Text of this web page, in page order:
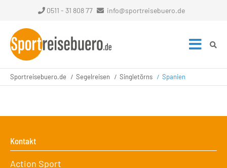
0511 - 31 808 77 info@sportreisebuero.de
Sportreisebuero.de Segelreisen Singletörns Spanien
Kontakt
Action Sport